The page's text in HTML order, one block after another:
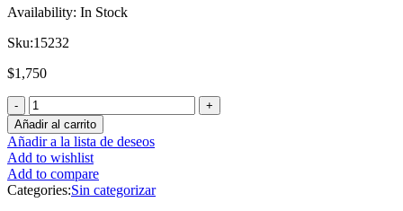
Availability: In Stock
Sku:15232
$1,750
Añadir al carrito
Añadir a la lista de deseos
Add to wishlist
Add to compare
Categories:Sin categorizar